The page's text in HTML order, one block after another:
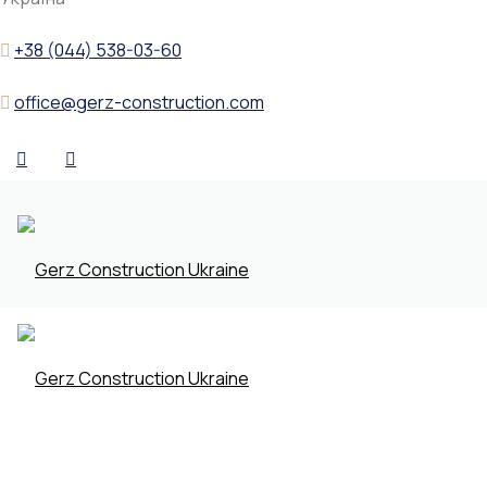
+38 (044) 538-03-60
office@gerz-construction.com